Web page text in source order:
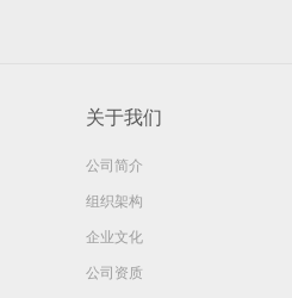
关于我们
公司简介
组织架构
企业文化
公司资质